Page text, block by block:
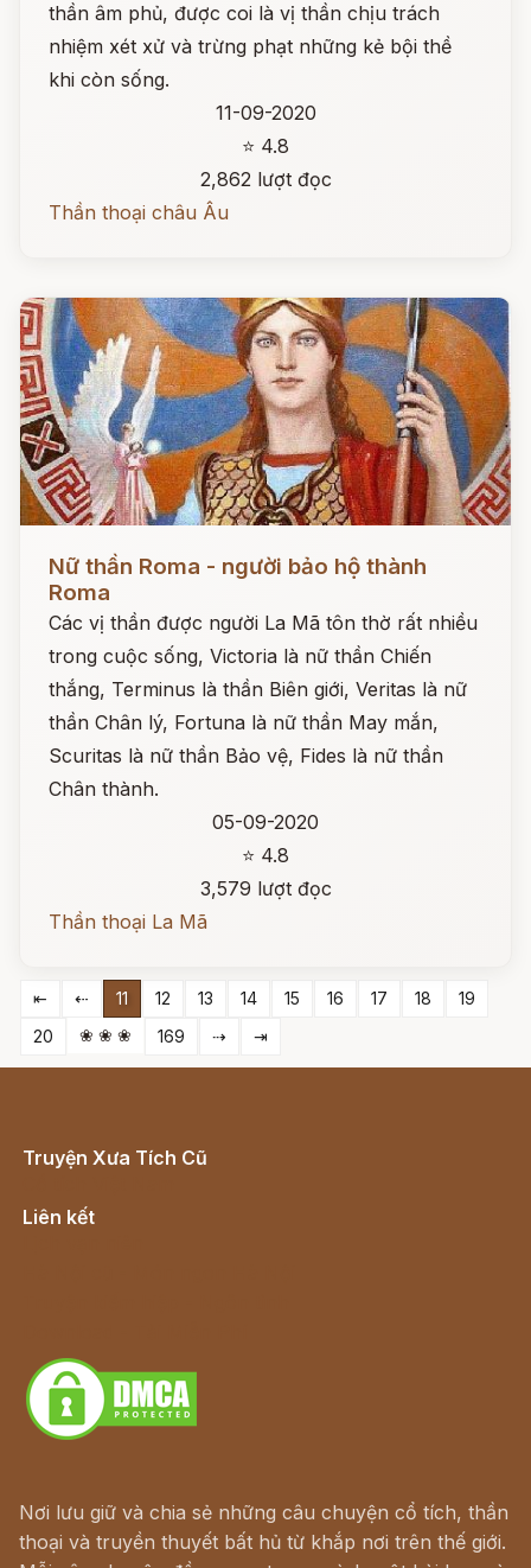
thần âm phủ, được coi là vị thần chịu trách
nhiệm xét xử và trừng phạt những kẻ bội thề
khi còn sống.
11-09-2020
⭐ 4.8
2,862 lượt đọc
Thần thoại châu Âu
Nữ thần Roma - người bảo hộ thành
Roma
Các vị thần được người La Mã tôn thờ rất nhiều
trong cuộc sống, Victoria là nữ thần Chiến
thắng, Terminus là thần Biên giới, Veritas là nữ
thần Chân lý, Fortuna là nữ thần May mắn,
Scuritas là nữ thần Bảo vệ, Fides là nữ thần
Chân thành.
05-09-2020
⭐ 4.8
3,579 lượt đọc
Thần thoại La Mã
⇤ ⇠ 11 12 13 14 15 16 17 18
19
20
❀ ❀ ❀ 169 ⇢ ⇥
Truyện Xưa Tích Cũ
Liên kết
Nơi lưu giữ và chia sẻ những câu chuyện cổ tích, thần
thoại và truyền thuyết bất hủ từ khắp nơi trên thế giới.